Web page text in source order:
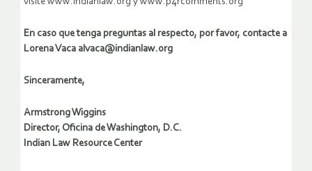
En caso que tenga preguntas al respecto, por favor, contacte a
Lorena Vaca alvaca@indianlaw.org
Sinceramente,
Armstrong Wiggins
Director, Oficina de Washington, D.C.
Indian Law Resource Center